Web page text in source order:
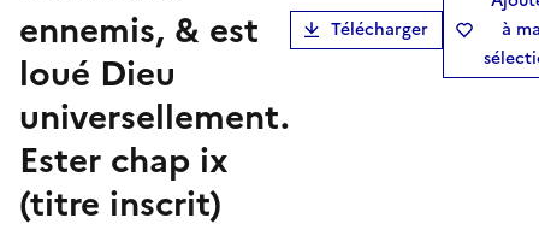
ennemis, & est
loué Dieu
universellement.
Ester chap ix
(titre inscrit)
Télécharger
à